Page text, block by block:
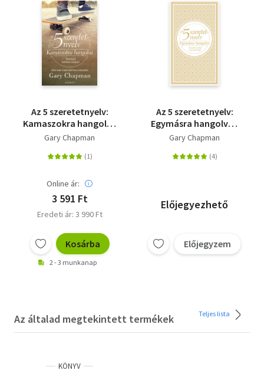
Az 5 szeretetnyelv:
Kamaszokra hangolva
- Szeresd feltétel
Gary Chapman
Online ár:
3 591 Ft
Eredeti ár: 3 990 Ft
Kosárba
2 - 3 munkanap
Az 5 szeretetnyelv:
Egymásra hangolva -
Díszkiadás - Az életre
Gary Chapman
Előjegyezhető
Előjegyzem
Az általad megtekintett termékek Teljes lista
KÖNYV